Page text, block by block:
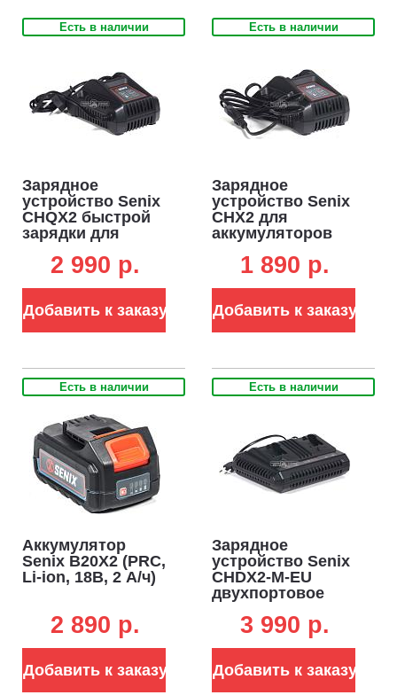
Есть в наличии
Зарядное
устройство Senix
CHQX2 быстрой
зарядки для
18В (4А)
2 990 p.
Добавить к заказу
Есть в наличии
Зарядное
устройство Senix
CHX2 для
аккумуляторов
1 890 p.
Добавить к заказу
Есть в наличии
Аккумулятор
Senix B20X2 (PRC,
Li-ion, 18В, 2 А/ч)
2 890 p.
Добавить к заказу
Есть в наличии
Зарядное
устройство Senix
CHDX2-M-EU
двухпортовое
аккумуляторов
3 990 p.
Добавить к заказу